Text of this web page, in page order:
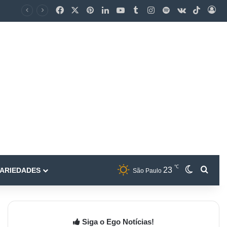
São Paulo 23 ℃
Siga o Ego Notícias!